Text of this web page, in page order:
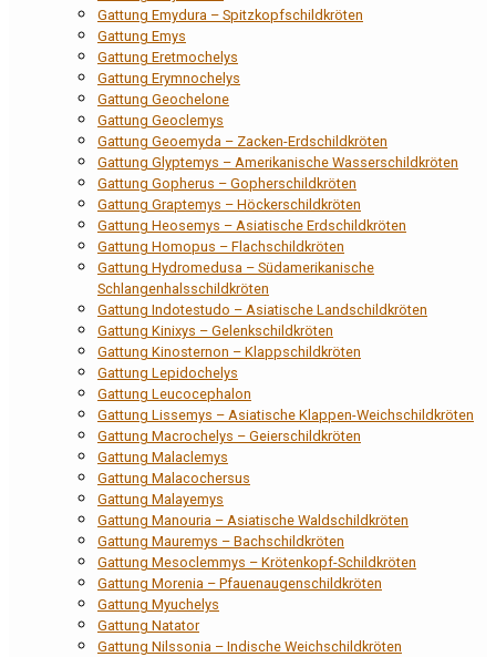
Gattung Emydura – Spitzkopfschildkröten
Gattung Emys
Gattung Eretmochelys
Gattung Erymnochelys
Gattung Geochelone
Gattung Geoclemys
Gattung Geoemyda – Zacken-Erdschildkröten
Gattung Glyptemys – Amerikanische Wasserschildkröten
Gattung Gopherus – Gopherschildkröten
Gattung Graptemys – Höckerschildkröten
Gattung Heosemys – Asiatische Erdschildkröten
Gattung Homopus – Flachschildkröten
Gattung Hydromedusa – Südamerikanische
Schlangenhalsschildkröten
Gattung Indotestudo – Asiatische Landschildkröten
Gattung Kinixys – Gelenkschildkröten
Gattung Kinosternon – Klappschildkröten
Gattung Lepidochelys
Gattung Leucocephalon
Gattung Lissemys – Asiatische Klappen-Weichschildkröten
Gattung Macrochelys – Geierschildkröten
Gattung Malaclemys
Gattung Malacochersus
Gattung Malayemys
Gattung Manouria – Asiatische Waldschildkröten
Gattung Mauremys – Bachschildkröten
Gattung Mesoclemmys – Krötenkopf-Schildkröten
Gattung Morenia – Pfauenaugenschildkröten
Gattung Myuchelys
Gattung Natator
Gattung Nilssonia – Indische Weichschildkröten